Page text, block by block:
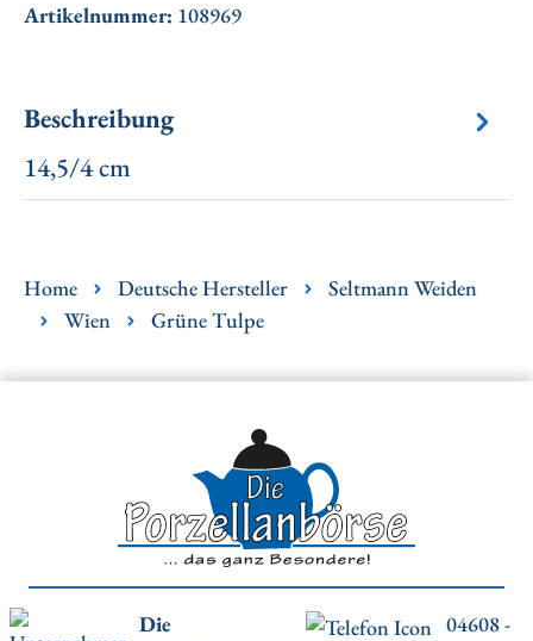
Artikelnummer: 108969
Beschreibung
14,5/4 cm
Home Deutsche Hersteller
Seltmann Weiden
Wien
Grüne Tulpe
Die
04608 -